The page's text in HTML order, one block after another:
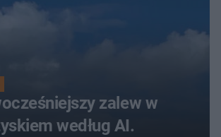
zalew w
według AI.